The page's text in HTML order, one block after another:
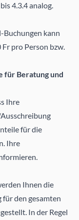
4.3.4 analog.
Buchungen kann
pro Person bzw.
für Beratung und
Ihre
für die
Ihre
Ihnen die
den gesamten
In der Regel